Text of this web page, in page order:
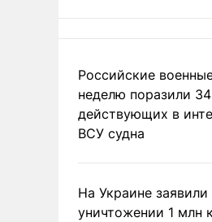
Российские
неделю поразили 34
действующих в
ВСУ судна
На Украине заявили
уничтожении 1 млн